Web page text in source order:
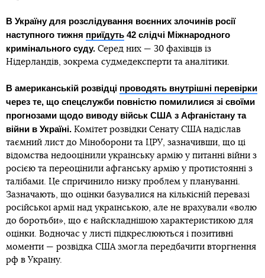
В Україну для розслідування воєнних злочинів росії
наступного тижня приїдуть 42 слідчі Міжнародного
кримінального суду. Серед них — 30 фахівців із
Нідерландів, зокрема судмедексперти та аналітики.
В американській розвідці проводять внутрішні перевірки
через те, що спецслужби повністю помилилися зі своїми
прогнозами щодо виводу військ США з Афганістану та
війни в Україні. Комітет розвідки Сенату США надіслав
таємний лист до Міноборони та ЦРУ, зазначивши, що ці
відомства недооцінили українську армію у питанні війни з
росією та переоцінили афганську армію у протистоянні з
талібами. Це спричинило низку проблем у плануванні.
Зазначають, що оцінки базувалися на кількісній перевазі
російської армії над українською, але не врахували «волю
до боротьби», що є найскладнішою характеристикою для
оцінки. Водночас у листі підкреслюються і позитивні
моменти — розвідка США змогла передбачити вторгнення
рф в Україну.